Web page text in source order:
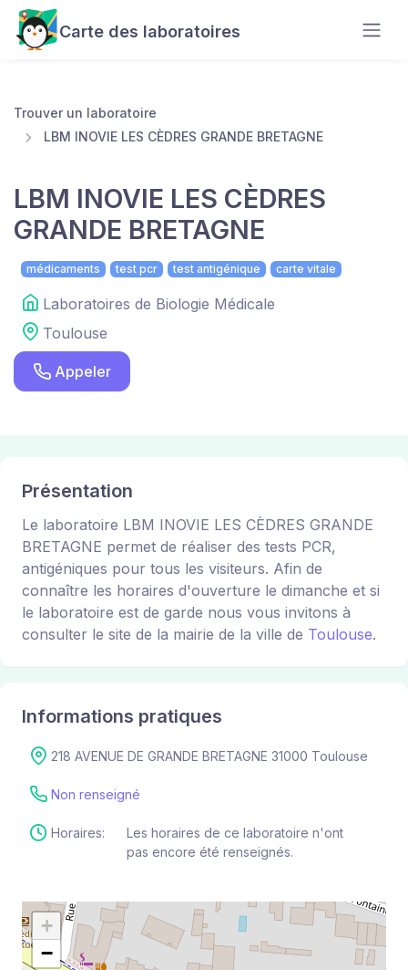
Carte des laboratoires
Trouver un laboratoire
LBM INOVIE LES CÈDRES GRANDE BRETAGNE
LBM INOVIE LES CÈDRES
GRANDE BRETAGNE
médicaments test pcr test antigénique carte vitale
Laboratoires de Biologie Médicale
Toulouse
Appeler
Présentation
Le laboratoire LBM INOVIE LES CÈDRES GRANDE
BRETAGNE permet de réaliser des tests PCR,
antigéniques pour tous les visiteurs. Afin de
connaître les horaires d'ouverture le dimanche et si
le laboratoire est de garde nous vous invitons à
consulter le site de la mairie de la ville de Toulouse.
Informations pratiques
218 AVENUE DE GRANDE BRETAGNE 31000 Toulouse
Non renseigné
Horaires:
Les horaires de ce laboratoire n'ont
pas encore été renseignés.
+
−